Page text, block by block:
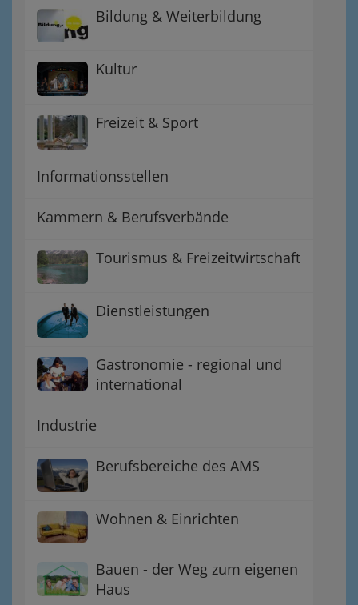
Bildung & Weiterbildung
Kultur
Freizeit & Sport
Informationsstellen
Kammern & Berufsverbände
Tourismus & Freizeitwirtschaft
Dienstleistungen
Gastronomie - regional und
international
Industrie
Berufsbereiche des AMS
Wohnen & Einrichten
Bauen - der Weg zum eigenen
Haus